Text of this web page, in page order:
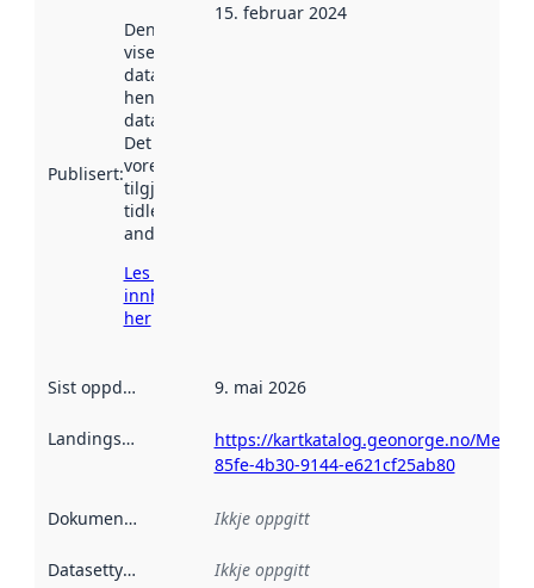
Publisert:
Denne datoen
viser når
datasettet vart
henta inn av
data.norge.no.
Det kan ha
vore
tilgjengeleg
tidlegare
andre stader.
Les meir om
innhenting
her
15. februar 2024
Sist oppdatert 9. mai 2026
Landingsside
https://kartkatalog.geonorge.no/
85fe-4b30-9144-e621cf25ab80
Dokumentasjon Ikkje oppgitt
Datasettype Ikkje oppgitt